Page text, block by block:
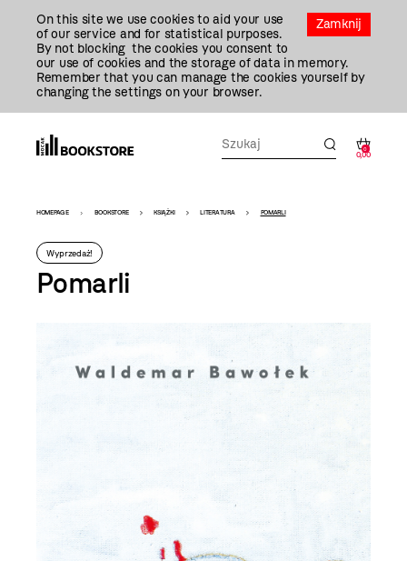
Zamknij
On this site we use cookies to aid your use
of our service and for statistical purposes.
By not blocking the cookies you consent to
our use of cookies and the storage of data in memory.
Remember that you can manage the cookies yourself by
changing the settings on your browser.
0
0,00
Bookstore
-
szablon
szczegóły
HOMEPAGE BOOKSTORE KSIĄŻKI LITERATURA POMARLI
Wyprzedaż!
Pomarli